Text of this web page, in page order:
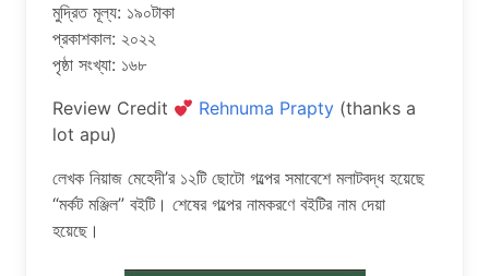
মুদ্রিত মূল্য: ১৯০টাকা
প্রকাশকাল: ২০২২
পৃষ্ঠা সংখ্যা: ১৬৮
Review Credit
Rehnuma Prapty (thanks a
lot apu)
লেখক নিয়াজ মেহেদী’র ১২টি ছোটো গল্পের সমাবেশে মলাটবদ্ধ হয়েছে
“মর্কট মঞ্জিল” বইটি। শেষের গল্পের নামকরণে বইটির নাম দেয়া
হয়েছে।